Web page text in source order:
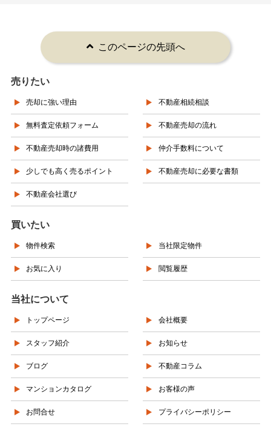
このページの先頭へ
売りたい
売却に強い理由 不動産相続相談
無料査定依頼フォーム 不動産売却の流れ
不動産売却時の諸費用 仲介手数料について
少しでも高く売るポイント 不動産売却に必要な書類
不動産会社選び
買いたい
物件検索 当社限定物件
お気に入り 閲覧履歴
当社について
トップページ 会社概要
スタッフ紹介 お知らせ
ブログ 不動産コラム
マンションカタログ お客様の声
お問合せ プライバシーポリシー